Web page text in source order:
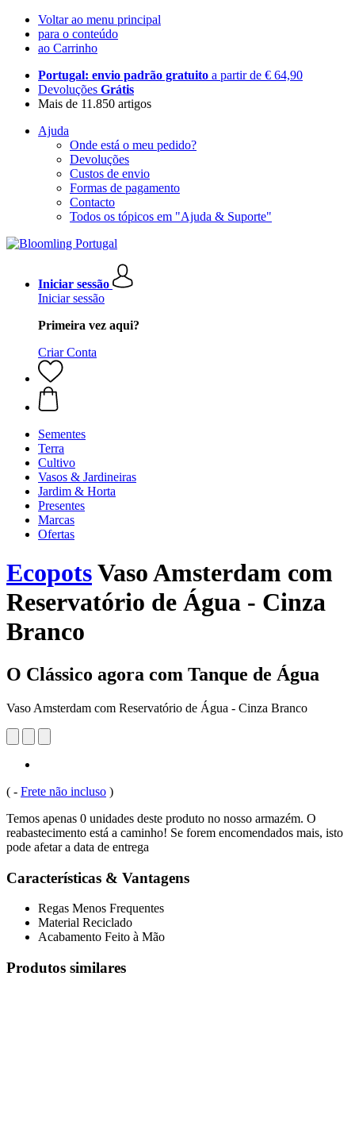
Voltar ao menu principal
para o conteúdo
ao Carrinho
Portugal: envio padrão gratuito a partir de € 64,90
Devoluções Grátis
Mais de 11.850 artigos
Ajuda
Onde está o meu pedido?
Devoluções
Custos de envio
Formas de pagamento
Contacto
Todos os tópicos em "Ajuda & Suporte"
Iniciar sessão
Iniciar sessão
Primeira vez aqui?
Criar Conta
Sementes
Terra
Cultivo
Vasos & Jardineiras
Jardim & Horta
Presentes
Marcas
Ofertas
EcopotsVaso Amsterdam com
Reservatório de Água - Cinza
Branco
O Clássico agora com Tanque de Água
Vaso Amsterdam com Reservatório de Água - Cinza Branco
( - Frete não incluso )
Temos apenas 0 unidades deste produto no nosso armazém. O
reabastecimento está a caminho! Se forem encomendados mais, isto
pode afetar a data de entrega
Características & Vantagens
Regas Menos Frequentes
Material Reciclado
Acabamento Feito à Mão
Produtos similares